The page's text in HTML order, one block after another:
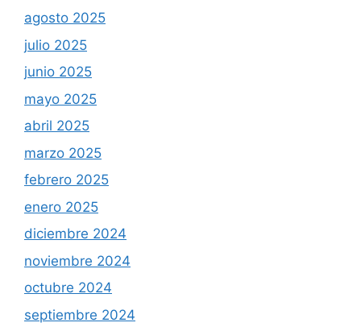
agosto 2025
julio 2025
junio 2025
mayo 2025
abril 2025
marzo 2025
febrero 2025
enero 2025
diciembre 2024
noviembre 2024
octubre 2024
septiembre 2024